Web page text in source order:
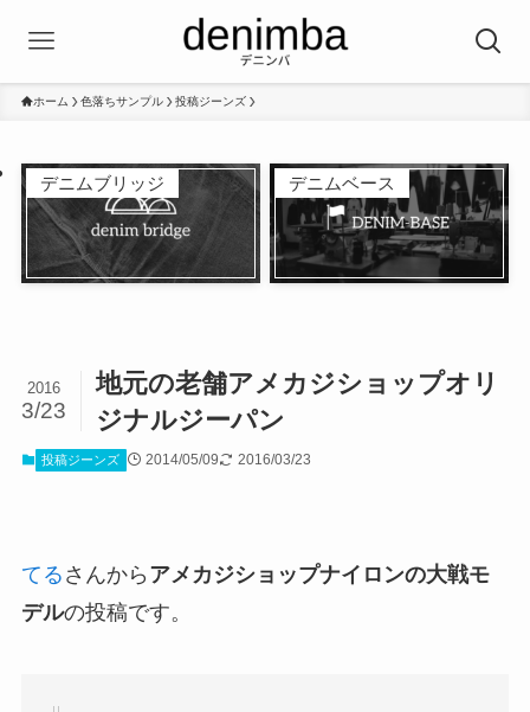
ホーム 色落ちサンプル 投稿ジーンズ
デニムブリッジ デニムベース
地元の老舗アメカジショップオリ
ジナルジーパン
2016
3/23
投稿ジーンズ 2014/05/09 2016/03/23
てる さんから アメカジショップナイロンの大戦モ
デルの投稿です。